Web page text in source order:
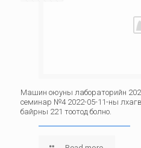
Машин оюуны лабораторийн
семинар №4 2022-05-11-ны
байрны 221 тоотод болно.